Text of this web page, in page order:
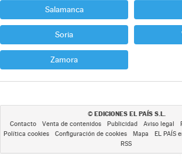
Salamanca
Soria
Zamora
© EDICIONES EL PAÍS S.L.
Contacto Venta de contenidos Publicidad Aviso legal
Política cookies
Configuración de cookies Mapa EL PAÍS
RSS